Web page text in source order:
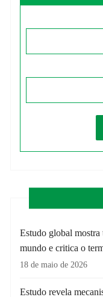
Estudo global mostra
mundo e critica o
18 de maio de 2026
Estudo revela